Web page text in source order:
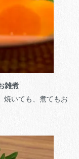
雑煮
焼いても、煮てもお